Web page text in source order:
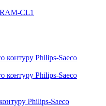
CL1
Philips-Saeco